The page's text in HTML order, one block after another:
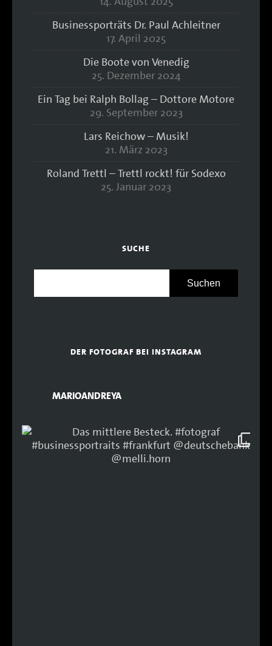
Businessporträts Dr. Paul Achleitner
17. April 2025
Die Boote von Venedig
25. Dezember 2024
Ein Tag bei Ralph Bollag – Dottore Motore
29. September 2023
Lars Reichow – Musik!
21. März 2023
Roland Trettl – Trettl rockt! für Sodexo
25. Januar 2023
SUCHE
DER FOTOGRAF BEI INSTAGRAM
MARIOANDREYA